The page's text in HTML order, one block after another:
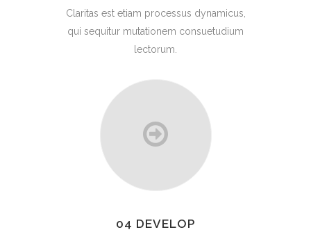
Claritas est etiam processus dynamicus,
qui sequitur mutationem consuetudium
lectorum.
04 DEVELOP